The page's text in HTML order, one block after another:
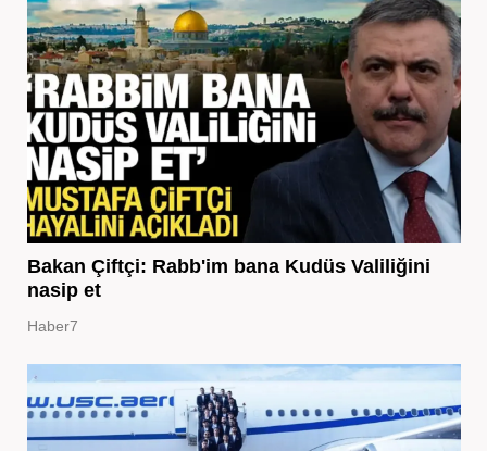
Bakan Çiftçi: Rabb'im bana Kudüs Valiliğini
nasip et
Haber7